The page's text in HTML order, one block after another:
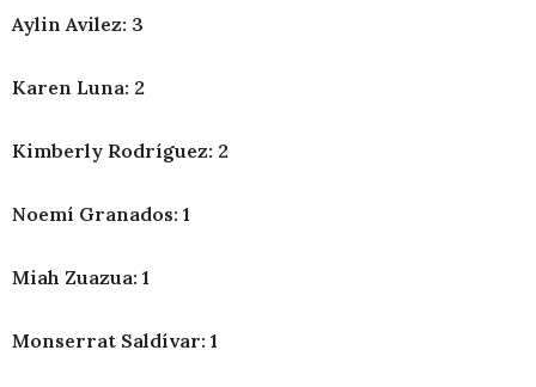
Aylin Avilez: 3
Karen Luna: 2
Kimberly Rodríguez: 2
Noemí Granados: 1
Miah Zuazua: 1
Monserrat Saldívar: 1